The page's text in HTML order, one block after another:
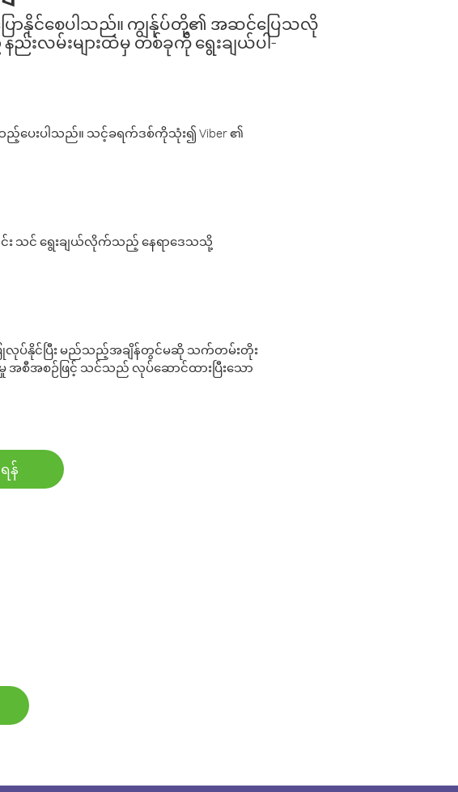
ြောနိုင်စေပါသည်။ ကျွန်ုပ်တို့၏ အဆင်ပြေသလို
ည်းလမ်းများထဲမှ တစ်ခုကို ရွေးချယ်ပါ-
ေးပါသည်။ သင့်ခရက်ဒစ်ကိုသုံး၍ Viber ၏
င်း သင် ရွေးချယ်လိုက်သည့် နေရာဒေသသို့
း ပြုလုပ်နိုင်ပြီး မည်သည့်အချိန်တွင်မဆို သက်တမ်းတိုး
အစီအစဉ်ဖြင့် သင်သည် လုပ်ဆောင်ထားပြီးသော
န်